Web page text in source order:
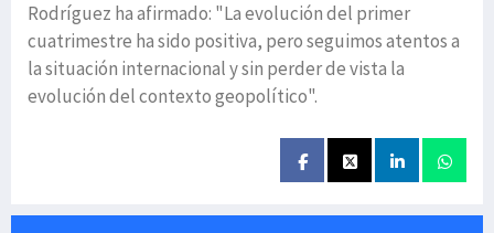
Rodríguez ha afirmado: "La evolución del primer
cuatrimestre ha sido positiva, pero seguimos atentos a
la situación internacional y sin perder de vista la
evolución del contexto geopolítico".